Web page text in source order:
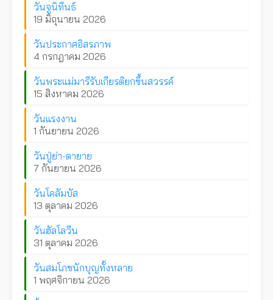
วันจูนิทีนธ์
19 มิถุนายน 2026
วันประกาศอิสรภาพ
4 กรกฎาคม 2026
วันพระแม่มารีรับเกียรติยกขึ้นสวรรค์
15 สิงหาคม 2026
วันแรงงาน
1 กันยายน 2026
วันปู่ย่า-ตายาย
7 กันยายน 2026
วันโคลัมบัส
13 ตุลาคม 2026
วันฮัลโลวีน
31 ตุลาคม 2026
วันสมโภชนักบุญทั้งหลาย
1 พฤศจิกายน 2026